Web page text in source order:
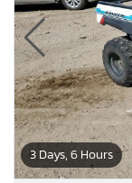
3 Days, 6 Hours